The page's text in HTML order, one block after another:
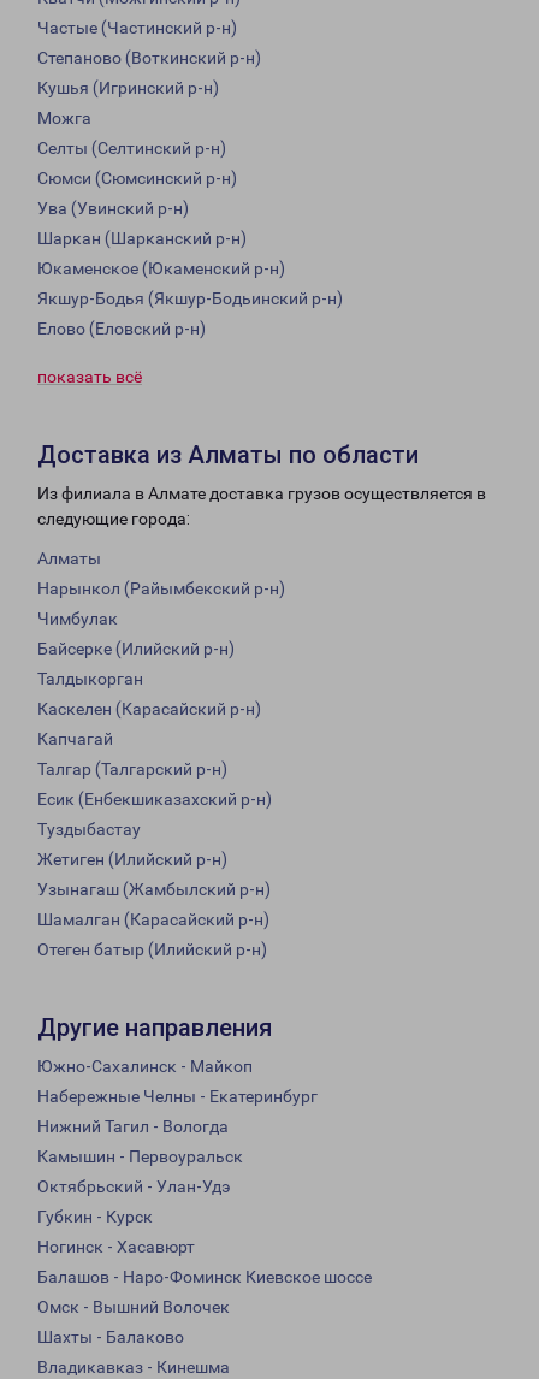
Частые (Частинский р-н)
Степаново (Воткинский р-н)
Кушья (Игринский р-н)
Можга
Селты (Селтинский р-н)
Сюмси (Сюмсинский р-н)
Ува (Увинский р-н)
Шаркан (Шарканский р-н)
Юкаменское (Юкаменский р-н)
Якшур-Бодья (Якшур-Бодьинский р-н)
Елово (Еловский р-н)
показать всё
Доставка из Алматы по области
Из филиала в Алмате доставка грузов осуществляется в
следующие города:
Алматы
Нарынкол (Райымбекский р-н)
Чимбулак
Байсерке (Илийский р-н)
Талдыкорган
Каскелен (Карасайский р-н)
Капчагай
Талгар (Талгарский р-н)
Есик (Енбекшиказахский р-н)
Туздыбастау
Жетиген (Илийский р-н)
Узынагаш (Жамбылский р-н)
Шамалган (Карасайский р-н)
Отеген батыр (Илийский р-н)
Другие направления
Южно-Сахалинск - Майкоп
Набережные Челны - Екатеринбург
Нижний Тагил - Вологда
Камышин - Первоуральск
Октябрьский - Улан-Удэ
Губкин - Курск
Ногинск - Хасавюрт
Балашов - Наро-Фоминск Киевское шоссе
Омск - Вышний Волочек
Шахты - Балаково
Владикавказ - Кинешма